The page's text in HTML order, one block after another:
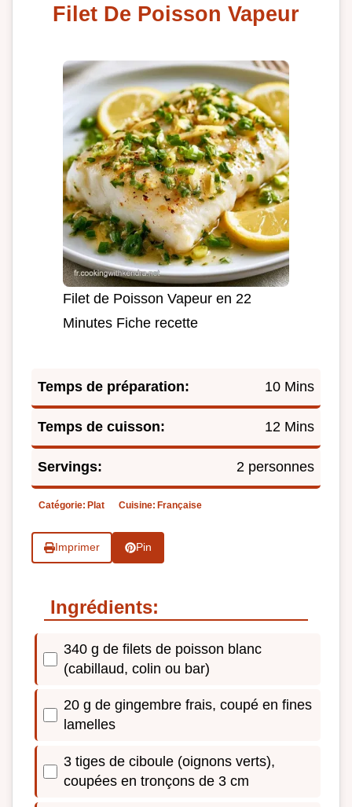
Filet De Poisson Vapeur
Filet de Poisson Vapeur en 22
Minutes Fiche recette
Temps de préparation: 10 Mins
Temps de cuisson: 12 Mins
Servings: 2 personnes
Catégorie: Plat Cuisine: Française
Imprimer Pin
Ingrédients:
340 g de filets de poisson blanc
(cabillaud, colin ou bar)
20 g de gingembre frais, coupé en fines
lamelles
3 tiges de ciboule (oignons verts),
coupées en tronçons de 3 cm